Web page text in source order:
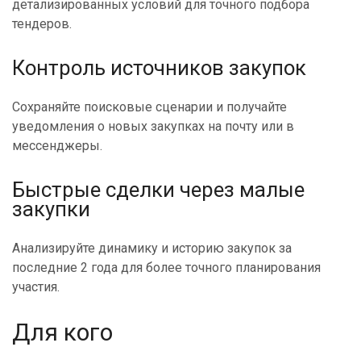
детализированных условий для точного подбора
тендеров.
Контроль источников закупок
Сохраняйте поисковые сценарии и получайте
уведомления о новых закупках на почту или в
мессенджеры.
Быстрые сделки через малые
закупки
Анализируйте динамику и историю закупок за
последние 2 года для более точного планирования
участия.
Для кого